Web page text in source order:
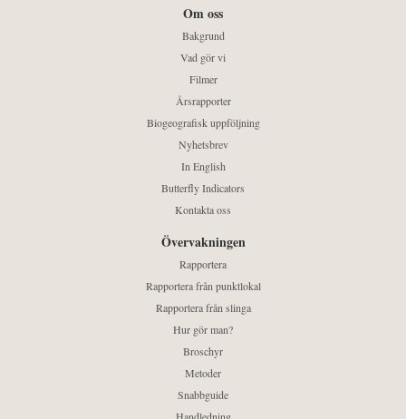
Om oss
Bakgrund
Vad gör vi
Filmer
Årsrapporter
Biogeografisk uppföljning
Nyhetsbrev
In English
Butterfly Indicators
Kontakta oss
Övervakningen
Rapportera
Rapportera från punktlokal
Rapportera från slinga
Hur gör man?
Broschyr
Metoder
Snabbguide